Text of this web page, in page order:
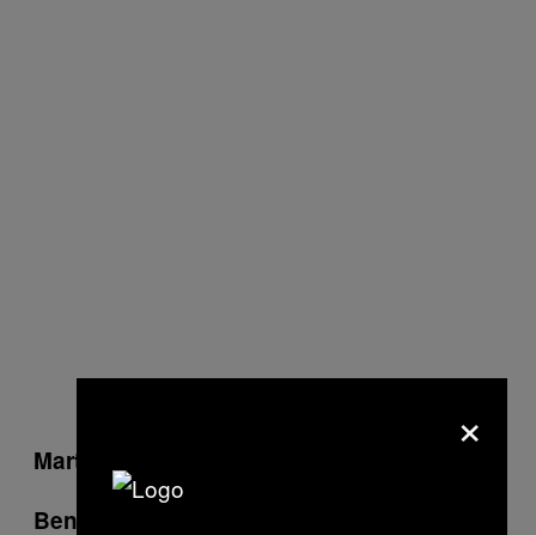
Martin
Bendžamin
×